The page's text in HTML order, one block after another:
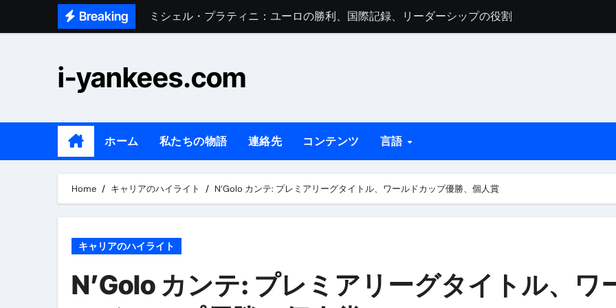
Breaking
ディディエ・デシャン：幼少期、初期の影響、家族生活
ウスマン・デンベレ：代表チームへの影響、国際試合出場、貢献
ビセンテ・リザラズ：育成、若手時代のキャリア、個人的な洞察
ティエリ・アンリ：プレミアリーグの記録、ワールドカップのゴール、クラブの栄誉
i-yankees.com
ホーム 私たちの物語 連絡先 コンテンツ 言語
Home キャリアのハイライト N’Golo カンテ: プレミアリーグタイトル、ワールドカップ優勝、個人賞
キャリアのハイライト
N’Golo カンテ: プレミアリーグタイトル、ワ